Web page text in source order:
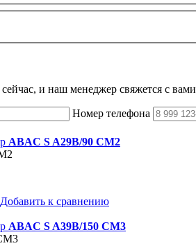
сейчас, и наш менеджер свяжется с вами
Номер телефона
ABAC S A29B/90 CM2
Добавить к сравнению
ABAC S A39B/150 CM3